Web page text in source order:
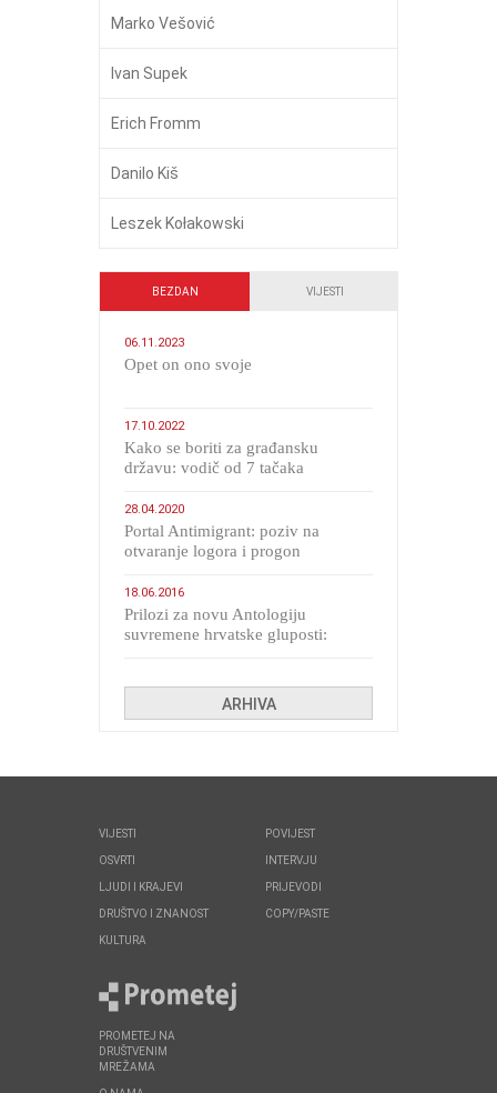
Marko Vešović
Ivan Supek
Erich Fromm
Danilo Kiš
Leszek Kołakowski
BEZDAN VIJESTI
06.11.2023
​Opet on ono svoje
17.10.2022
Kako se boriti za građansku
državu: vodič od 7 tačaka
28.04.2020
Portal Antimigrant: poziv na
otvaranje logora i progon
18.06.2016
Prilozi za novu Antologiju
suvremene hrvatske gluposti:
ARHIVA
VIJESTI
OSVRTI
LJUDI I KRAJEVI
DRUŠTVO I ZNANOST
KULTURA
POVIJEST
INTERVJU
PRIJEVODI
COPY/PASTE
PROMETEJ NA
DRUŠTVENIM
MREŽAMA